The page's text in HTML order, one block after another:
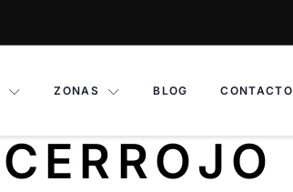
ZONAS BLOG CONTACTO
CERROJO